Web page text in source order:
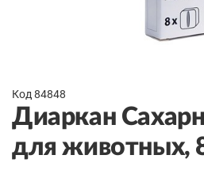
Код 84848
Диаркан
для животных,